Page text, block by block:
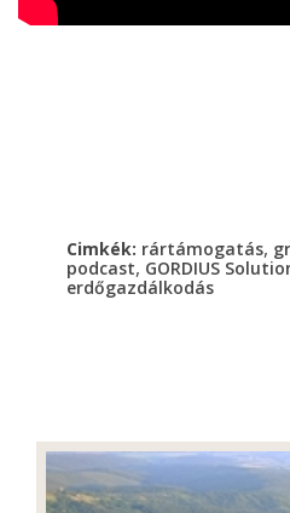
Cimkék: rártámogatás,
podcast, GORDIUS
erdőgazdálkodás